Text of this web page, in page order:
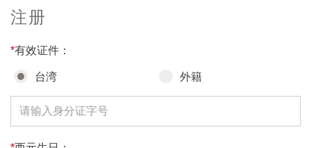
注册
*有效证件：
台湾 外籍